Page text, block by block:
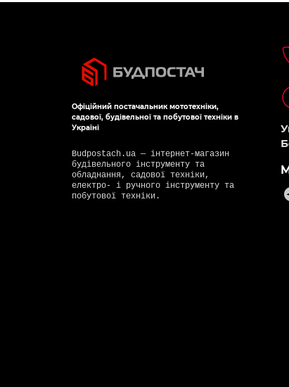
Офіційний постачальник мототехніки,
садової, будівельної та побутової техніки в
Україні
Budpostach.ua — інтернет-магазин
будівельного інструменту та
обладнання, садової техніки,
електро- і ручного інструменту та
побутової техніки.